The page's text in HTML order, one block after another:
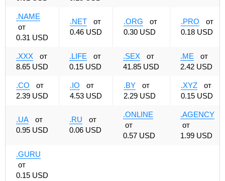
.NAME
от
0.31 USD
.NET
от
0.46 USD
.ORG
от
0.30 USD
.PRO
от
0.18 USD
.XXX
от
8.65 USD
.LIFE
от
0.15 USD
.SEX
от
41.85 USD
.ME
от
2.42 USD
.CO
от
2.39 USD
.IO
от
4.53 USD
.BY
от
2.29 USD
.XYZ
от
0.15 USD
.UA
от
0.95 USD
.RU
от
0.06 USD
.ONLINE
от
0.57 USD
.AGENCY
от
1.99 USD
.GURU
от
0.15 USD